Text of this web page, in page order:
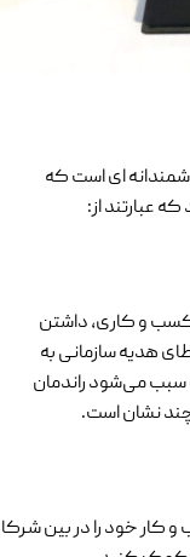
ای است که
عبارتند از:
و کاری، داشتن
هدیه سازمانی به
سبب می‌شود راندمان
چند نشان است.
و کار خود را در بین شرکا